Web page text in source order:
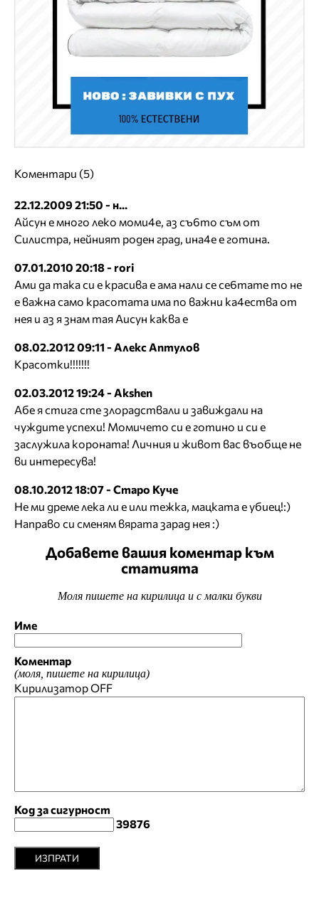
Коментари (5)
22.12.2009 21:50 - н...
Айсун е много леко моми4е, аз съ6то съм от
Силистра, нейният роден град, ина4е е готина.
07.01.2010 20:18 - rori
Ами да така си е красива е ама нали се се6тате то не
е важна само красотата има по важни ка4ества от
нея и аз я знам тая Аисун каква е
08.02.2012 09:11 - Алекс Аптулов
Красотки!!!!!!!
02.03.2012 19:24 - Akshen
Абе я стига сте злорадствали и завиждали на
чуждите успехи! Момичето си е готино и си е
заслужила короната! Личния и живот вас въобще не
ви интересува!
08.10.2012 18:07 - Старо Куче
Не ми дреме лека ли е или тежка, мацката е убиец!:)
Направо си сменям вярата зарад нея :)
Добавете вашия коментар към
статията
Моля пишете на кирилица и с малки букви
Име
Коментар
(моля, пишете на кирилица)
КирилизаторOFF
Код за сигурност
39876
ИЗПРАТИ